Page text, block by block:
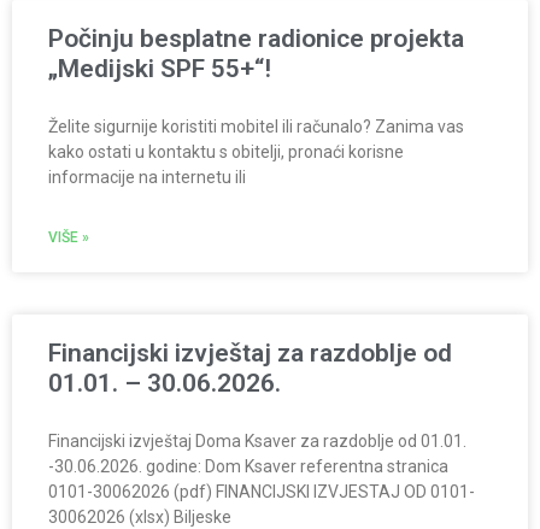
Počinju besplatne radionice projekta
„Medijski SPF 55+“!
Želite sigurnije koristiti mobitel ili računalo? Zanima vas
kako ostati u kontaktu s obitelji, pronaći korisne
informacije na internetu ili
VIŠE »
Financijski izvještaj za razdoblje od
01.01. – 30.06.2026.
Financijski izvještaj Doma Ksaver za razdoblje od 01.01.
-30.06.2026. godine: Dom Ksaver referentna stranica
0101-30062026 (pdf) FINANCIJSKI IZVJESTAJ OD 0101-
30062026 (xlsx) Biljeske